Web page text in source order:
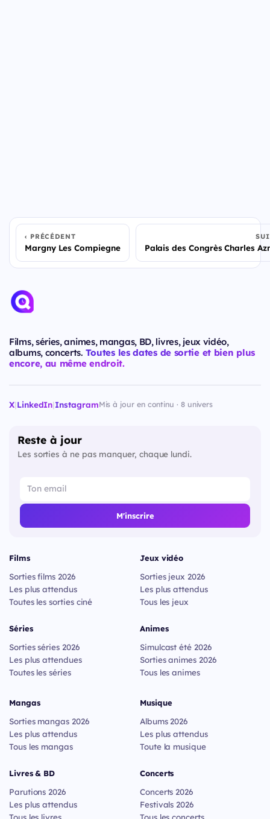
PRÉCÉDENT
Margny Les Compiegne Palais des Congrès Charles
Films, séries, animes, mangas, BD, livres, jeux vidéo,
albums, concerts. Toutes les dates de sortie et bien plus
encore, au même endroit.
X|LinkedIn|InstagramMis à jour en continu · 8 univers
Reste à jour
Les sorties à ne pas manquer, chaque lundi.
M'inscrire
Films
Sorties films 2026
Les plus attendus
Toutes les sorties ciné
Séries
Sorties séries 2026
Les plus attendues
Toutes les séries
Jeux vidéo
Sorties jeux 2026
Les plus attendus
Tous les jeux
Animes
Simulcast été 2026
Sorties animes 2026
Tous les animes
Mangas
Sorties mangas 2026
Les plus attendus
Tous les mangas
Livres & BD
Parutions 2026
Les plus attendus
Tous les livres
Musique
Albums 2026
Les plus attendus
Toute la musique
Concerts
Concerts 2026
Festivals 2026
Tous les concerts